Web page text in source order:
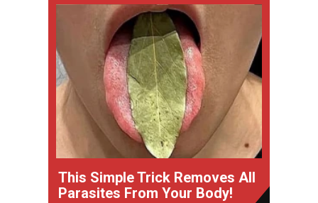
This Simple Trick Removes All
Parasites From Your Body!